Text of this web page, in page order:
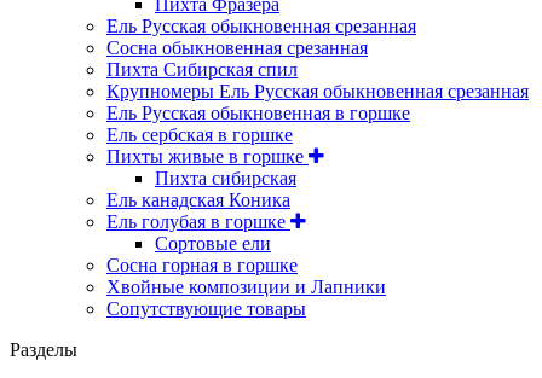
Ель Русская обыкновенная срезанная
Сосна обыкновенная срезанная
Пихта Сибирская спил
Крупномеры Ель Русская обыкновенная срезанная
Ель Русская обыкновенная в горшке
Ель сербская в горшке
Пихты живые в горшке
Пихта сибирская
Ель канадская Коника
Ель голубая в горшке
Сортовые ели
Сосна горная в горшке
Хвойные композиции и Лапники
Сопутствующие товары
Разделы